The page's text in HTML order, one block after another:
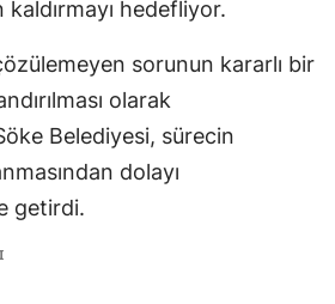
hedefliyor.
sorunun kararlı bir
olarak
Belediyesi, sürecin
dolayı
getirdi.